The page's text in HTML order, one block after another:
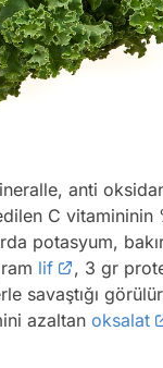
anti
C vitamininin
potasyum,
lif
, 3 gr
savaştığı
azaltan oksalat